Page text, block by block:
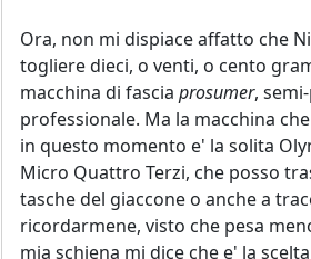
Ora, non mi dispiace affatto che
togliere dieci, o venti, o cento
macchina di fascia prosumer,
professionale. Ma la macchina
in questo momento e' la solita
Micro Quattro Terzi, che posso
tasche del giaccone o anche a
ricordarmene, visto che pesa
mia schiena mi dice che e' la